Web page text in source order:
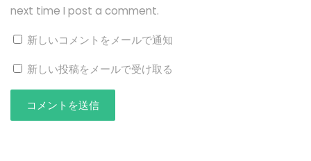
next time I post a comment.
新しいコメントをメールで通知
新しい投稿をメールで受け取る